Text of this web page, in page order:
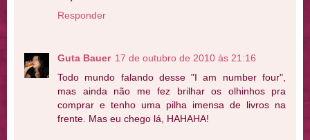
Responder
Guta Bauer 17 de outubro de 2010 às 21:16
Todo mundo falando desse "I am number four",
mas ainda não me fez brilhar os olhinhos pra
comprar e tenho uma pilha imensa de livros na
frente. Mas eu chego lá, HAHAHA!